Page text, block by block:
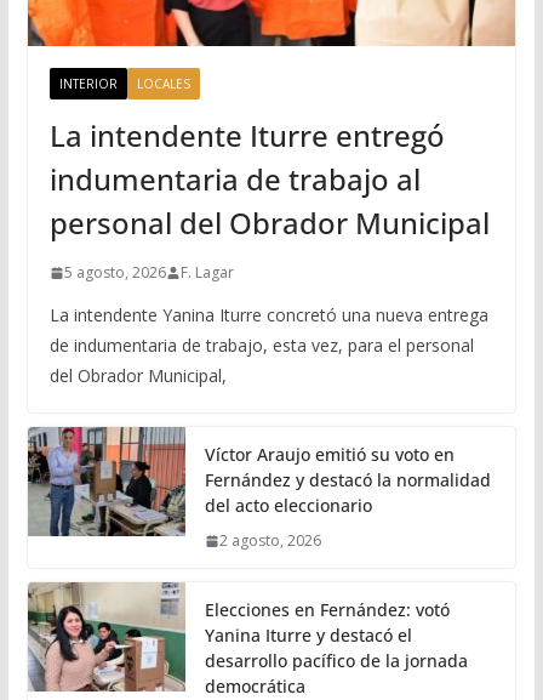
INTERIOR LOCALES
La intendente Iturre entregó
indumentaria de trabajo al
personal del Obrador Municipal
5 agosto, 2026 F. Lagar
La intendente Yanina Iturre concretó una nueva entrega
de indumentaria de trabajo, esta vez, para el personal
del Obrador Municipal,
Víctor Araujo emitió su voto en
Fernández y destacó la normalidad
del acto eleccionario
2 agosto, 2026
Elecciones en Fernández: votó
Yanina Iturre y destacó el
desarrollo pacífico de la jornada
democrática